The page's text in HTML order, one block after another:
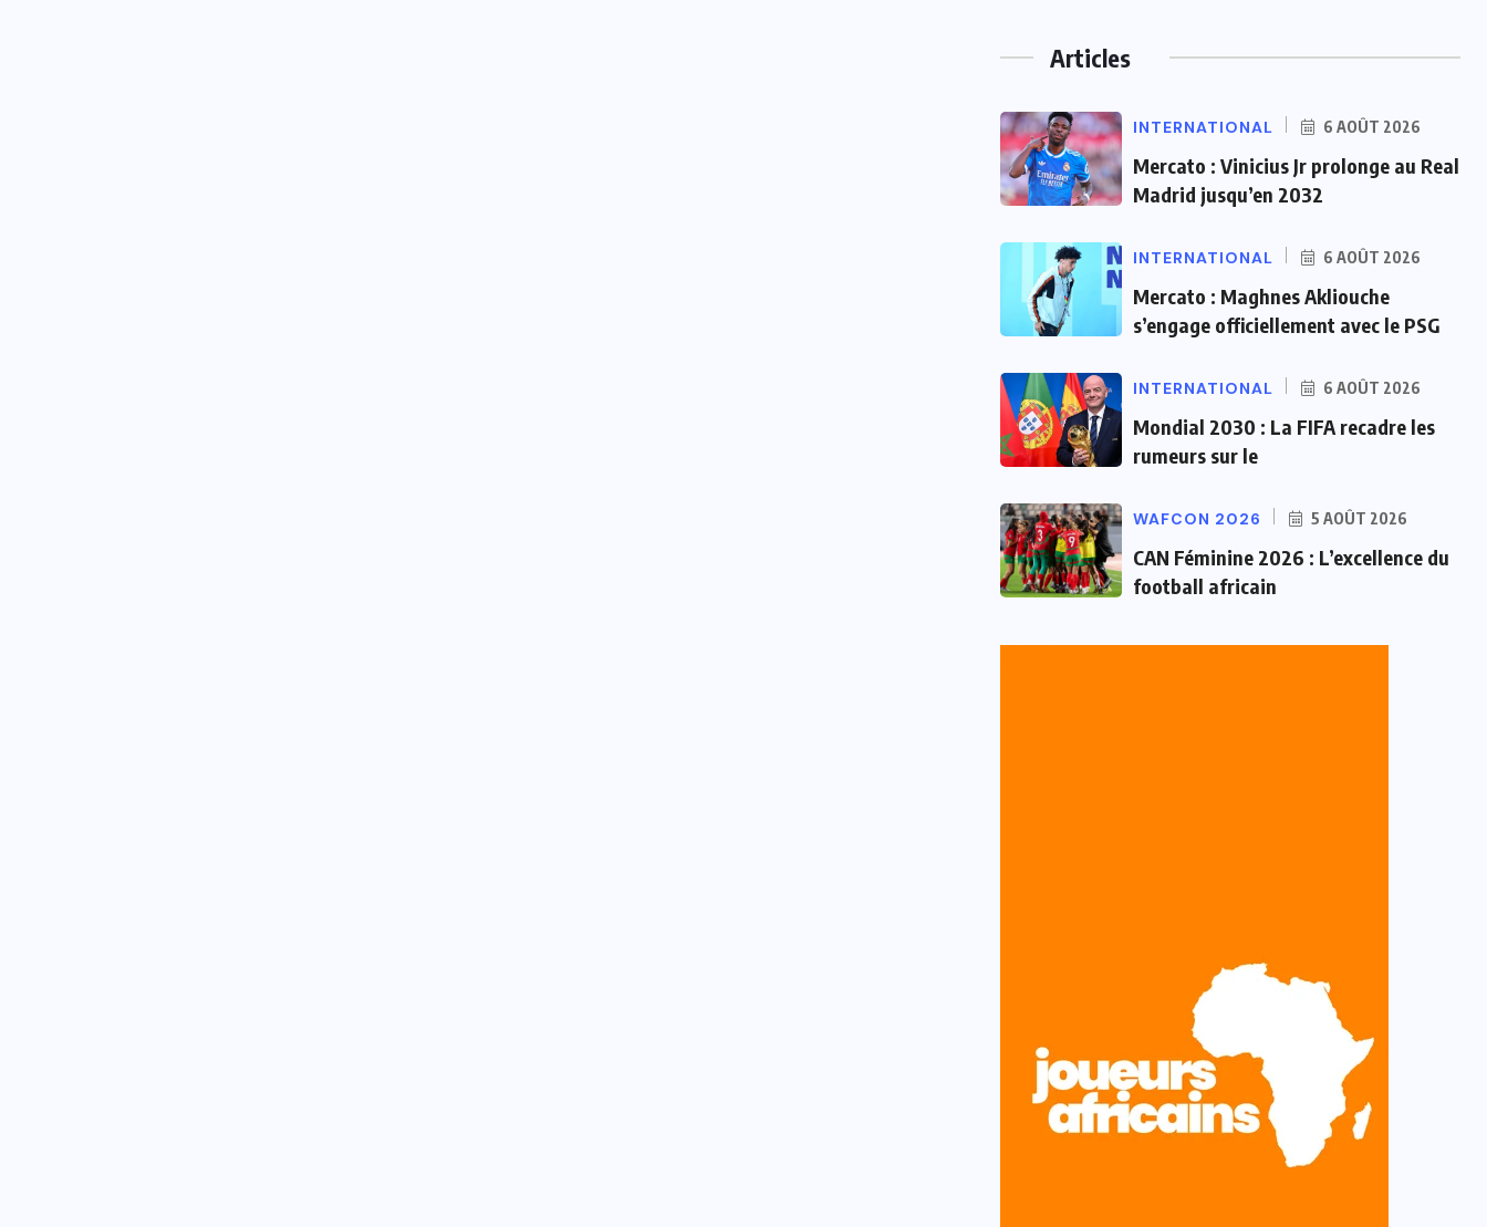
Articles
INTERNATIONAL 6 AOÛT 2026
Mercato : Vinicius Jr prolonge au Real
Madrid jusqu’en 2032
INTERNATIONAL 6 AOÛT 2026
Mercato : Maghnes Akliouche
s’engage officiellement avec le PSG
INTERNATIONAL 6 AOÛT 2026
Mondial 2030 : La FIFA recadre les
rumeurs sur le
WAFCON 2026 5 AOÛT 2026
CAN Féminine 2026 : L’excellence du
football africain